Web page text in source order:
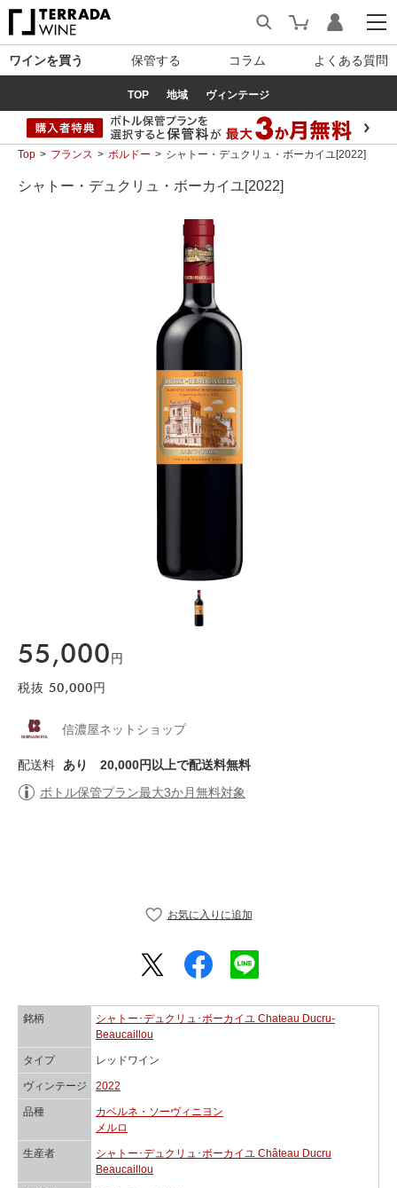
ワインを買う 保管する コラム よくある質問
TOP 地域 ヴィンテージ
Top フランス ボルドー シャトー・デュクリュ・ボーカイユ[2022]
シャトー・デュクリュ・ボーカイユ[2022]
55,000 円
税抜 50,000 円
信濃屋ネットショップ
配送料 あり
20,000円以上で配送料無料
ボトル保管プラン最大3か月無料対象
銘柄
シャトー･デュクリュ･ボーカイユ Chateau Ducru-
Beaucaillou
タイプ レッドワイン
ヴィンテージ 2022
品種
カベルネ・ソーヴィニヨン
メルロ
生産者
シャトー･デュクリュ･ボーカイユ Château Ducru
Beaucaillou